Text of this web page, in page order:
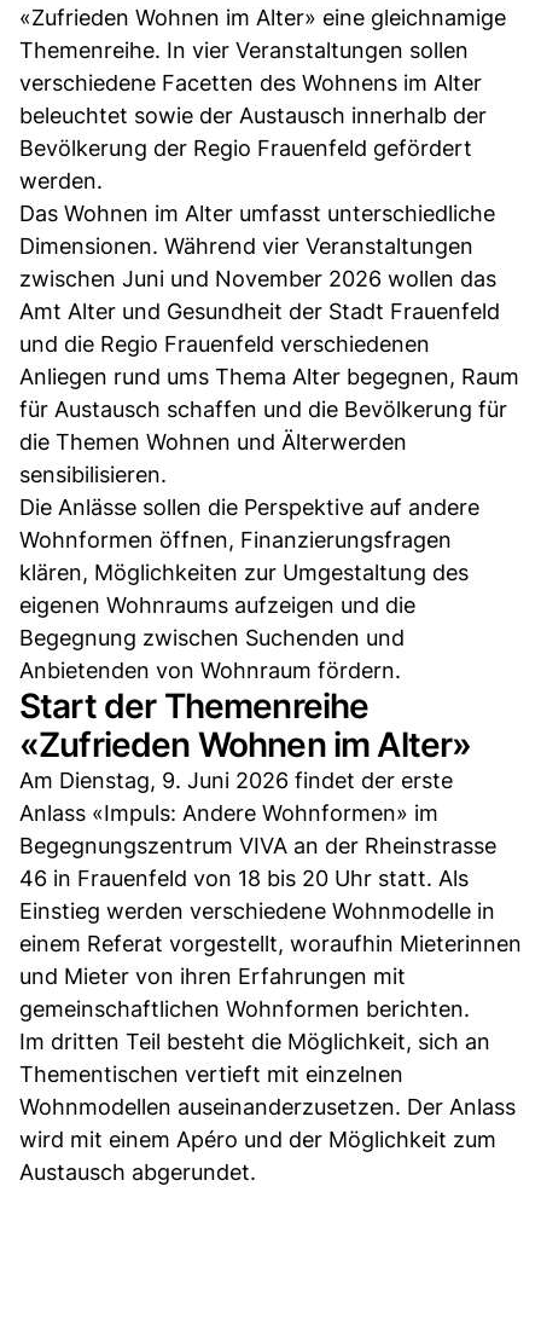
«Zufrieden Wohnen im Alter» eine gleichnamige
Themenreihe. In vier Veranstaltungen sollen
verschiedene Facetten des Wohnens im Alter
beleuchtet sowie der Austausch innerhalb der
Bevölkerung der Regio Frauenfeld gefördert
werden.
Das Wohnen im Alter umfasst unterschiedliche
Dimensionen. Während vier Veranstaltungen
zwischen Juni und November 2026 wollen das
Amt Alter und Gesundheit der Stadt Frauenfeld
und die Regio Frauenfeld verschiedenen
Anliegen rund ums Thema Alter begegnen, Raum
für Austausch schaffen und die Bevölkerung für
die Themen Wohnen und Älterwerden
sensibilisieren.
Die Anlässe sollen die Perspektive auf andere
Wohnformen öffnen, Finanzierungsfragen
klären, Möglichkeiten zur Umgestaltung des
eigenen Wohnraums aufzeigen und die
Begegnung zwischen Suchenden und
Anbietenden von Wohnraum fördern.
Start der Themenreihe
«Zufrieden Wohnen im Alter»
Am Dienstag, 9. Juni 2026 findet der erste
Anlass «Impuls: Andere Wohnformen» im
Begegnungszentrum VIVA an der Rheinstrasse
46 in Frauenfeld von 18 bis 20 Uhr statt. Als
Einstieg werden verschiedene Wohnmodelle in
einem Referat vorgestellt, woraufhin Mieterinnen
und Mieter von ihren Erfahrungen mit
gemeinschaftlichen Wohnformen berichten.
Im dritten Teil besteht die Möglichkeit, sich an
Thementischen vertieft mit einzelnen
Wohnmodellen auseinanderzusetzen. Der Anlass
wird mit einem Apéro und der Möglichkeit zum
Austausch abgerundet.